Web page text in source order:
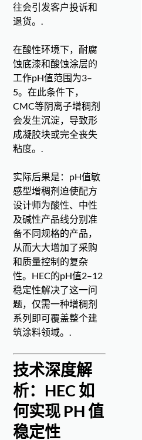
往会引发客户投诉和
退货。.
在酸性环境下，耐腐
蚀底漆和酸蚀涂层的
工作pH值范围为3–
5。在此条件下，
CMC等阴离子增稠剂
会发生沉淀，导致形
成凝胶块或完全丧失
粘度。.
实际后果是：pH值敏
感型增稠剂迫使配方
设计师为酸性、中性
及碱性产品线分别准
备不同规格的产品，
从而大大增加了采购
和质量控制的复杂
性。HEC的pH值2–12
稳定性解决了这一问
题，仅需一种增稠剂
系列即可覆盖整个建
筑涂料领域。.
技术深度解
析：HEC 如
何实现 PH 值
稳定性